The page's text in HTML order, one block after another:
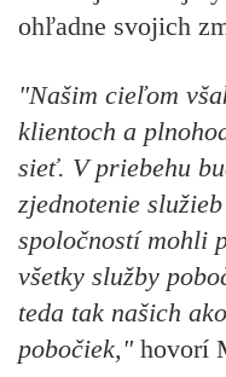
ohľadne svojich
"Našim cieľom
klientoch a
sieť. V priebehu
zjednotenie
spoločností mohli
všetky služby
teda tak našich
pobočiek,"hovorí